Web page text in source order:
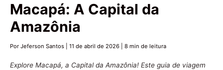
conteúdo
principal
Macapá: A Capital da
Amazônia
Por Jeferson Santos 11 de abril de 2026 8 min de leitura
Explore Macapá, a Capital da Amazônia! Este guia de viagem